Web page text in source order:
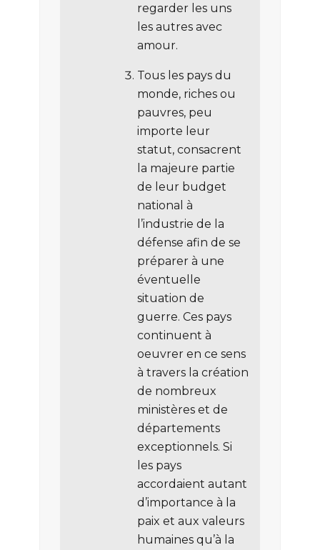
regarder les uns
les autres avec
amour.
Tous les pays du
monde, riches ou
pauvres, peu
importe leur
statut, consacrent
la majeure partie
de leur budget
national à
l’industrie de la
défense afin de se
préparer à une
éventuelle
situation de
guerre. Ces pays
continuent à
oeuvrer en ce sens
à travers la création
de nombreux
ministères et de
départements
exceptionnels. Si
les pays
accordaient autant
d’importance à la
paix et aux valeurs
humaines qu’à la